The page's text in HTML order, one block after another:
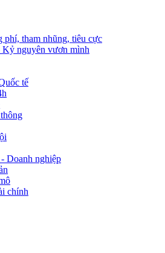
phí, tham nhũng, tiêu cực
Kỷ nguyên vươn mình
tế
Doanh nghiệp
chính